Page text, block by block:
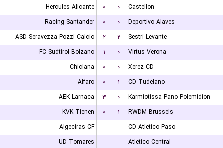
Hercules Alicante
۰ ۰
Castellon
Racing Santander
۰ ۰
Deportivo Alaves
ASD Seravezza Pozzi Calcio
۲ ۲
Sestri Levante
FC Sudtirol Bolzano
۱ ۰
Virtus Verona
Chiclana
۰ ۰
Xerez CD
Alfaro
۰ ۱
CD Tudelano
AEK Larnaca
۳ ۰
Karmiotissa Pano Polemidion
KVK Tienen
۰ ۱
RWDM Brussels
Algeciras CF
- -
CD Atletico Paso
UD Tomares
- -
Atletico Central